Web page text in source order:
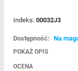
Indeks: 00032J3
Dostępność: Na
POKAŻ OPIS
OCENA